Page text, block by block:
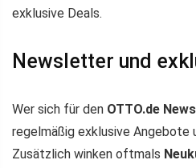
exklusive Deals.
Newsletter und
Wer sich für den OTTO.de
regelmäßig exklusive Angebote
Zusätzlich winken oftmals